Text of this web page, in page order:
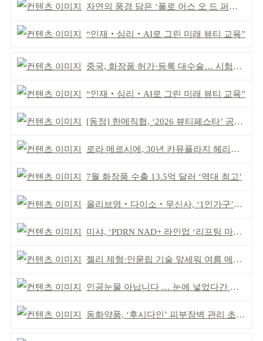
자연의 풍경 담은 ‘폴로 어스 오 드 퍼퓸’ 4종 출시
“인재‧심리‧AI로 그린 미래 뷰티 교육”
중국, 화장품 허가·등록 대수술… 시험자료 공용 허용
“인재‧심리‧AI로 그린 미래 뷰티 교육”
[동정] 한메직협, ‘2026 뷰티페스타’ 공동 주최
로라 메르시에, 30년 카뮤플라지 헤리티지 담아
7월 화장품 수출 13.5억 달러 ‘역대 최고’
올리브영‧다이소‧무신사, ‘1인가구’가 이끈다
미샤, ‘PDRN NAD+ 라인업 ‘리프팅 마스크’ 출시
젤리 제형·안묻립 기술 앞세워 여름 메이크업 시장 공략
인공눈물 아닙니다 … 눈에 넣었다간 각막 손상
동화약품, ‘후시다인’ 피부장벽 관리 초점 ‘리브랜딩’